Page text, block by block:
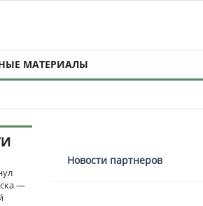
МАТЕРИАЛЫ
—
Новости партнеров